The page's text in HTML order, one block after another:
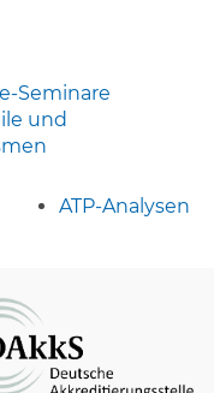
Seminare
und
ATP-Analysen